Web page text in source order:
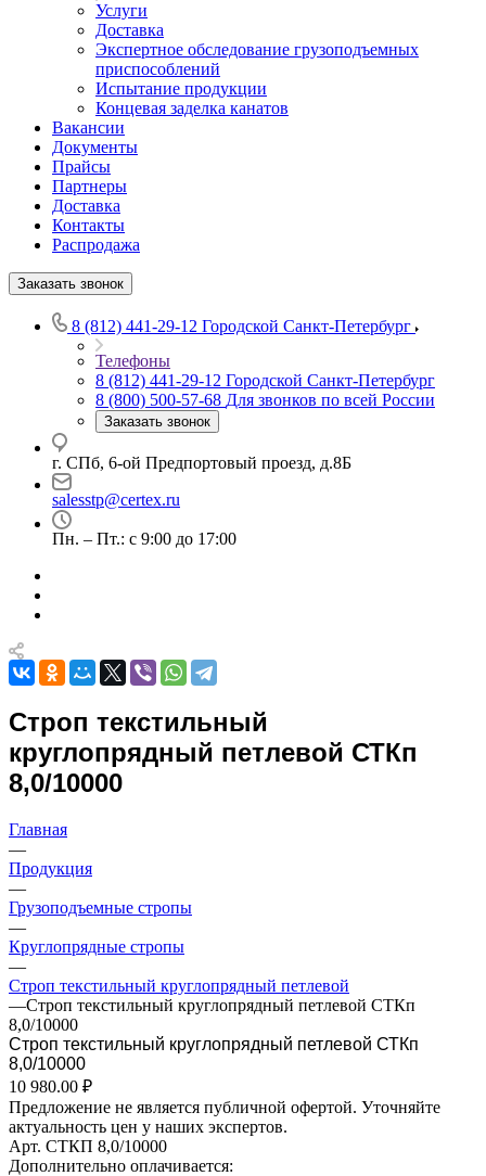
Услуги
Доставка
Экспертное обследование грузоподъемных
приспособлений
Испытание продукции
Концевая заделка канатов
Вакансии
Документы
Прайсы
Партнеры
Доставка
Контакты
Распродажа
Заказать звонок
8 (812) 441-29-12 Городской Санкт-Петербург
Телефоны
8 (812) 441-29-12 Городской Санкт-Петербург
8 (800) 500-57-68 Для звонков по всей России
Заказать звонок
г. СПб, 6-ой Предпортовый проезд, д.8Б
salesstp@certex.ru
Пн. – Пт.: с 9:00 до 17:00
Строп текстильный
круглопрядный петлевой СТКп
8,0/10000
Главная
—
Продукция
—
Грузоподъемные стропы
—
Круглопрядные стропы
—
Строп текстильный круглопрядный петлевой
—Строп текстильный круглопрядный петлевой СТКп
8,0/10000
Строп текстильный круглопрядный петлевой СТКп
8,0/10000
10 980.00 ₽
Предложение не является публичной офертой. Уточняйте
актуальность цен у наших экспертов.
Арт. СТКП 8,0/10000
Дополнительно оплачивается: